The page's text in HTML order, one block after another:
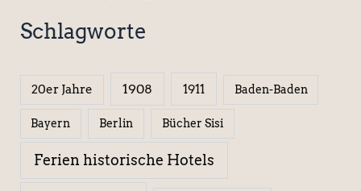
Schlagworte
20er Jahre 1908 1911 Baden-Baden
Bayern Berlin Bücher Sisi
Ferien historische Hotels